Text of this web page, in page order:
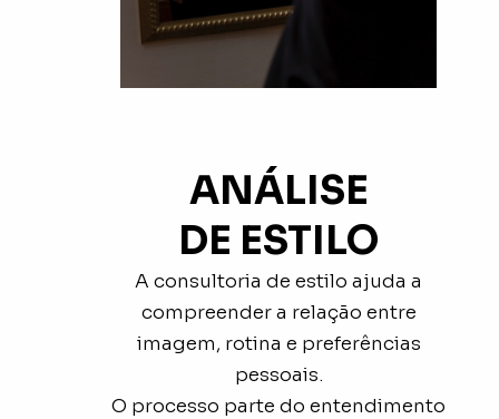
ANÁLISE
DE ESTILO
A consultoria de estilo ajuda a
compreender a relação entre
imagem, rotina e preferências
pessoais.
O processo parte do entendimento